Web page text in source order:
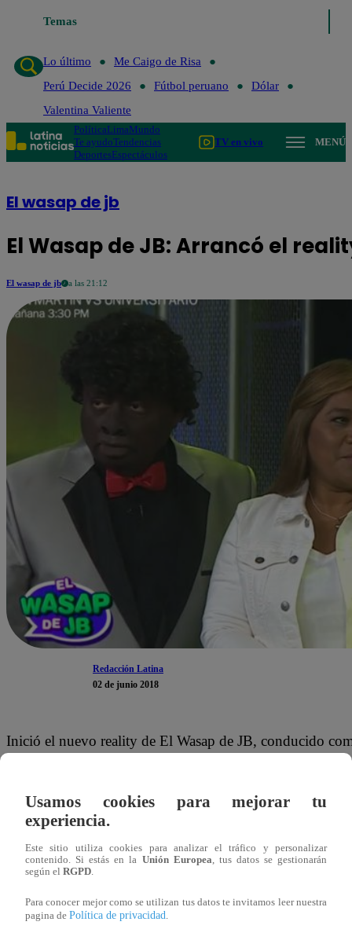
Temas
Lo último
Me Caigo de Risa
Perú Decide 2026
Fútbol peruano
Dólar
Valentina Valiente
PolíticaLimaMundo
Te ayudoTendencias
DeportesEspectáculos
TV en vivo MENÚ
El wasap de jb
El Wasap de JB: Arrancó el
El wasap de jb a las 21:12
Redacción Latina
02 de junio 2018
Inició el nuevo reality de El Wasap de JB, conducido
de “levantar” el show anterior por falta de auspicio, por
El premio que entregará este nuevo reality, luego de que
programa es ya una celebridad en el Perú, conocida por
Usamos cookies para mejorar tu
experiencia.
Este sitio utiliza cookies para analizar el tráfico y personalizar
contenido. Si estás en la Unión Europea , tus datos se gestionarán
según el RGPD
Para conocer mejor como se utilizan tus datos te invitamos leer nuestra
pagina de Política de privacidad